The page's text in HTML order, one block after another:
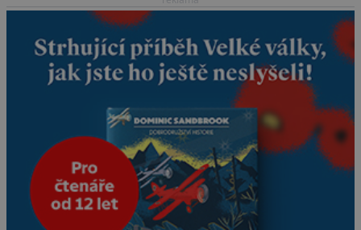
milodary. Asi nejvíc přitom
tříměsíčního chlapečka s
modrou filcovou čapkou, z
níž se draly blonďaté vlásky.
Fakt, že jsou těla dávných
lidí nesmírně dobře
zachovalá, přičítají odborníci
zdejším klimatickým
podmínkám. Sucho,
prosolené písky a extrémně